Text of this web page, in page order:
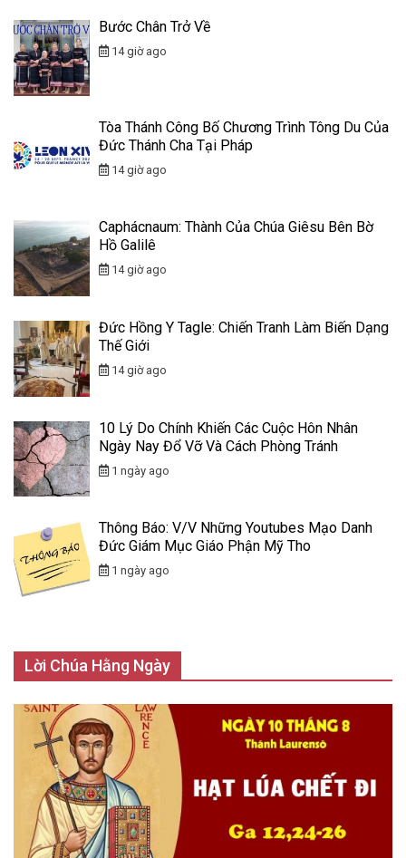
Bước Chân Trở Về
14 giờ ago
Tòa Thánh Công Bố Chương Trình Tông Du Của
Đức Thánh Cha Tại Pháp
14 giờ ago
Caphácnaum: Thành Của Chúa Giêsu Bên Bờ
Hồ Galilê
14 giờ ago
Đức Hồng Y Tagle: Chiến Tranh Làm Biến Dạng
Thế Giới
14 giờ ago
10 Lý Do Chính Khiến Các Cuộc Hôn Nhân
Ngày Nay Đổ Vỡ Và Cách Phòng Tránh
1 ngày ago
Thông Báo: V/v Những Youtubes Mạo Danh
Đức Giám Mục Giáo Phận Mỹ Tho
1 ngày ago
Lời Chúa Hằng Ngày